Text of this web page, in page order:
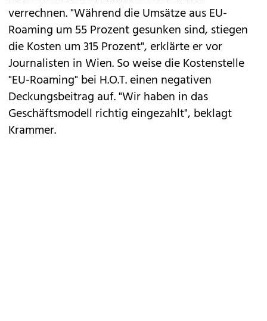
verrechnen. "Während die Umsätze aus EU-
Roaming um 55 Prozent gesunken sind, stiegen
die Kosten um 315 Prozent", erklärte er vor
Journalisten in Wien. So weise die Kostenstelle
"EU-Roaming" bei H.O.T. einen negativen
Deckungsbeitrag auf. "Wir haben in das
Geschäftsmodell richtig eingezahlt", beklagt
Krammer.